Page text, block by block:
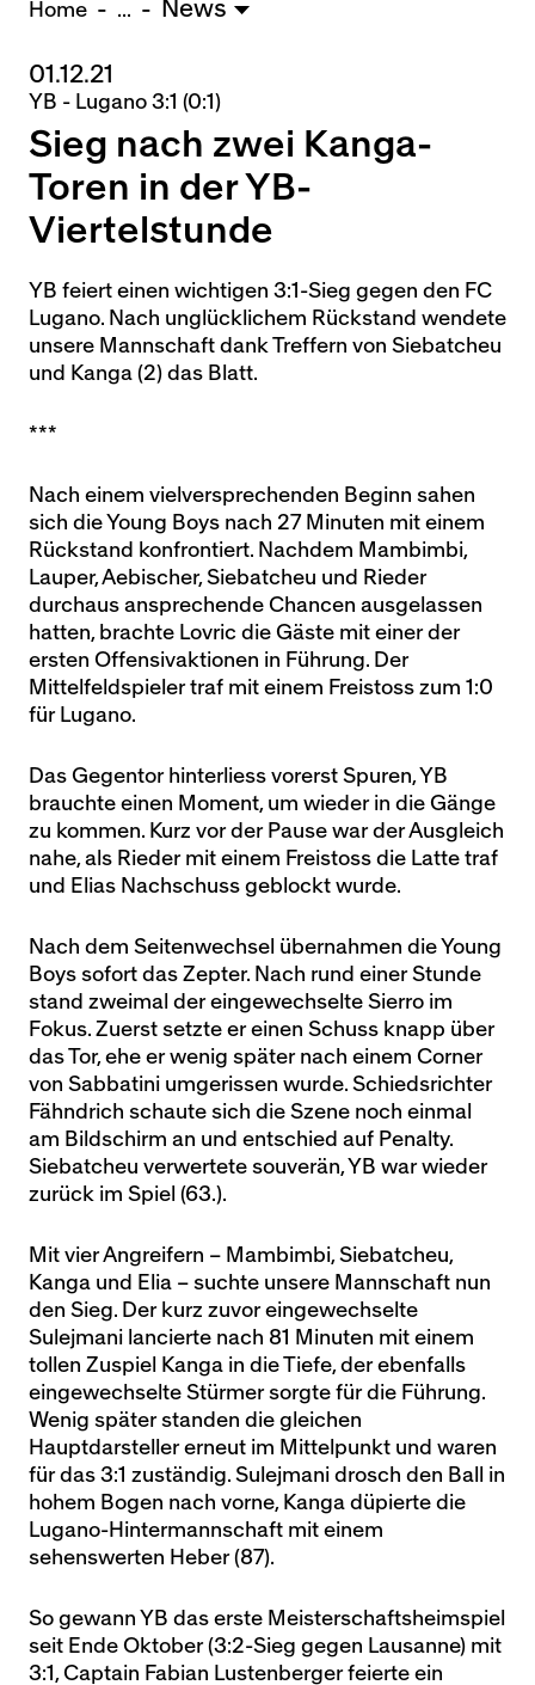
U15 - Lugano *
3:1
Nachwuchs Frauen
Ostermundigen - FU20 *
Team AFF/FFV - FU18 *
1:8
Breitenrain - FU17 *
Thörishaus - FU15
12:1
Wyler - FU14
1:0
* = Testspiel / (C) = Cupspiel
Home ... News
01.12.21
YB - Lugano 3:1 (0:1)
Sieg nach zwei Kanga-
Toren in der YB-
Viertelstunde
YB feiert einen wichtigen 3:1-Sieg gegen den FC
Lugano. Nach unglücklichem Rückstand wendete
unsere Mannschaft dank Treffern von Siebatcheu
und Kanga (2) das Blatt.
***
Nach einem vielversprechenden Beginn sahen
sich die Young Boys nach 27 Minuten mit einem
Rückstand konfrontiert. Nachdem Mambimbi,
Lauper, Aebischer, Siebatcheu und Rieder
durchaus ansprechende Chancen ausgelassen
hatten, brachte Lovric die Gäste mit einer der
ersten Offensivaktionen in Führung. Der
Mittelfeldspieler traf mit einem Freistoss zum 1:0
für Lugano.
Das Gegentor hinterliess vorerst Spuren, YB
brauchte einen Moment, um wieder in die Gänge
zu kommen. Kurz vor der Pause war der Ausgleich
nahe, als Rieder mit einem Freistoss die Latte traf
und Elias Nachschuss geblockt wurde.
Nach dem Seitenwechsel übernahmen die Young
Boys sofort das Zepter. Nach rund einer Stunde
stand zweimal der eingewechselte Sierro im
Fokus. Zuerst setzte er einen Schuss knapp über
das Tor, ehe er wenig später nach einem Corner
von Sabbatini umgerissen wurde. Schiedsrichter
Fähndrich schaute sich die Szene noch einmal
am Bildschirm an und entschied auf Penalty.
Siebatcheu verwertete souverän, YB war wieder
zurück im Spiel (63.).
Mit vier Angreifern – Mambimbi, Siebatcheu,
Kanga und Elia – suchte unsere Mannschaft nun
den Sieg. Der kurz zuvor eingewechselte
Sulejmani lancierte nach 81 Minuten mit einem
tollen Zuspiel Kanga in die Tiefe, der ebenfalls
eingewechselte Stürmer sorgte für die Führung.
Wenig später standen die gleichen
Hauptdarsteller erneut im Mittelpunkt und waren
für das 3:1 zuständig. Sulejmani drosch den Ball in
hohem Bogen nach vorne, Kanga düpierte die
Lugano-Hintermannschaft mit einem
sehenswerten Heber (87).
So gewann YB das erste Meisterschaftsheimspiel
seit Ende Oktober (3:2-Sieg gegen Lausanne) mit
3:1, Captain Fabian Lustenberger feierte ein